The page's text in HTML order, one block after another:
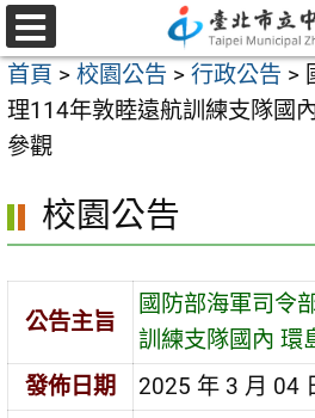
跳
至
主
要
內
區
選
單
首頁 > 校園公告 > 行政公告 >
理114年敦睦遠航訓練支隊國
參觀
校園公告
公告主旨
國防部海軍司令
訓練支隊國內 環
發佈日期
2025 年 3 月 04